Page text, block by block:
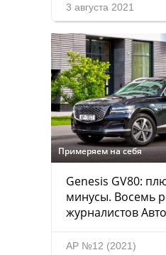
3 августа 2021
Примеряем на себя
Genesis GV80:
минусы. Восемь
журналистов
АР №12 (2021)